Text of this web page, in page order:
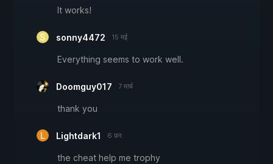
It works!
sonny4472 15 मई
Everything seems to work well.
Doomguy017 7 मार्च
thank you
Lightdark1 6 फ़र.
the cheat help me trophy